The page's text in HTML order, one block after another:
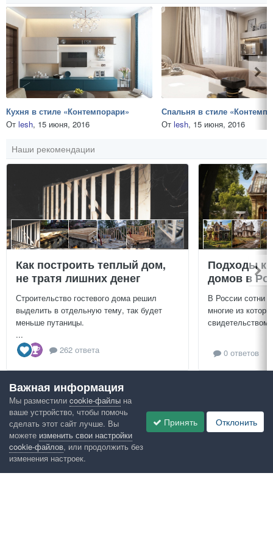
Кухня в стиле «Контемпорари»
От lesh, 15 июня, 2016
Спальня в стиле
От lesh, 15 июня, 2016
Наши рекомендации
Как построить теплый дом,
не тратя лишних денег
Строительство гостевого дома решил
выделить в отдельную тему, так будет
меньше путаницы.
...
262 ответа
Подходы к
домов в
В России сотни
многие из
свидетельством
0 ответов
Посмотреть всё
Google рекомендует
Важная информация
Мы разместили cookie-файлы на
ваше устройство, чтобы помочь
сделать этот сайт лучше. Вы
можете изменить свои настройки
cookie-файлов, или продолжить без
изменения настроек.
Принять Отклонить